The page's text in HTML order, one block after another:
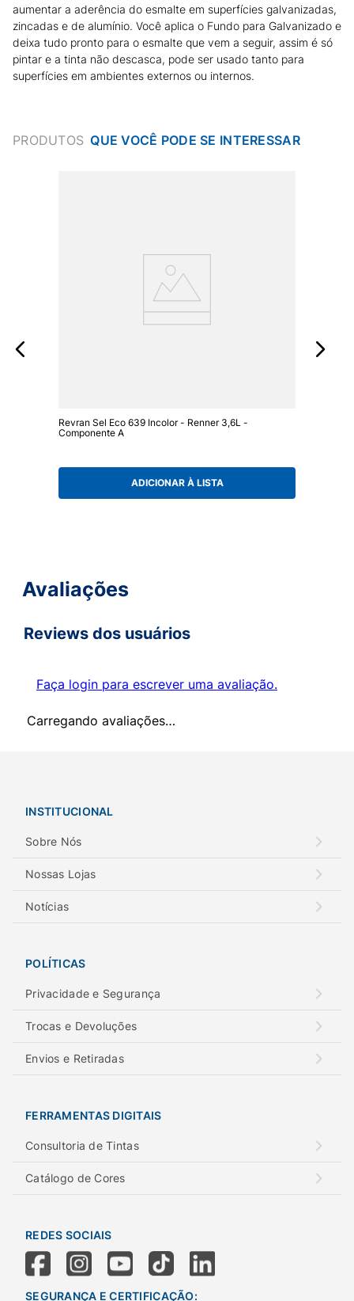
aumentar a aderência do esmalte em superfícies galvanizadas,
zincadas e de alumínio. Você aplica o Fundo para Galvanizado e
deixa tudo pronto para o esmalte que vem a seguir, assim é só
pintar e a tinta não descasca, pode ser usado tanto para
superfícies em ambientes externos ou internos.
PRODUTOS
Revran Sel Eco 639 Incolor - Renner 3,6L -
Componente A
ADICIONAR À LISTA
Avaliações
Reviews dos usuários
Faça login para escrever uma avaliação.
Carregando avaliações…
INSTITUCIONAL
Sobre Nós
Nossas Lojas
Notícias
POLÍTICAS
Privacidade e Segurança
Trocas e Devoluções
Envios e Retiradas
FERRAMENTAS DIGITAIS
Consultoria de Tintas
Catálogo de Cores
REDES SOCIAIS
SEGURANÇA E CERTIFICAÇÃO: